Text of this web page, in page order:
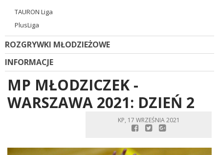
TAURON Liga
PlusLiga
ROZGRYWKI MŁODZIEŻOWE
INFORMACJE
MP MŁODZICZEK -
WARSZAWA 2021: DZIEŃ 2
KP, 17 WRZEŚNIA 2021